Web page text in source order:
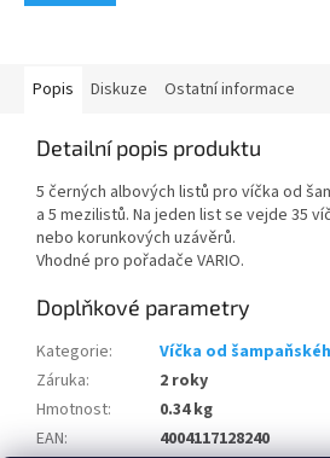
Popis Diskuze Ostatní informace
Detailní popis produktu
5 černých albových listů pro víčka od
a 5 mezilistů. Na jeden list se vejde 35
nebo korunkových uzávěrů.
Vhodné pro pořadače VARIO.
Doplňkové parametry
Kategorie:
Víčka od
Záruka:
2 roky
Hmotnost:
0.34 kg
EAN:
4004117128240